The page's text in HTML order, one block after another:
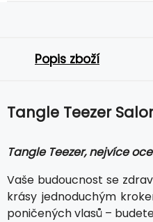
Popis zboží
Tangle Teezer
Tangle Teezer, nejvíce
Vaše budoucnost se
krásy jednoduchým
poničených vlasů –